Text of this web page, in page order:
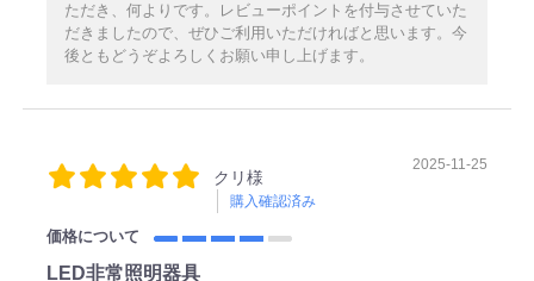
ただき、何よりです。レビューポイントを付与させていた
だきましたので、ぜひご利用いただければと思います。今
後ともどうぞよろしくお願い申し上げます。
クリ様
購入確認済み
2025-11-25
価格について
LED非常照明器具